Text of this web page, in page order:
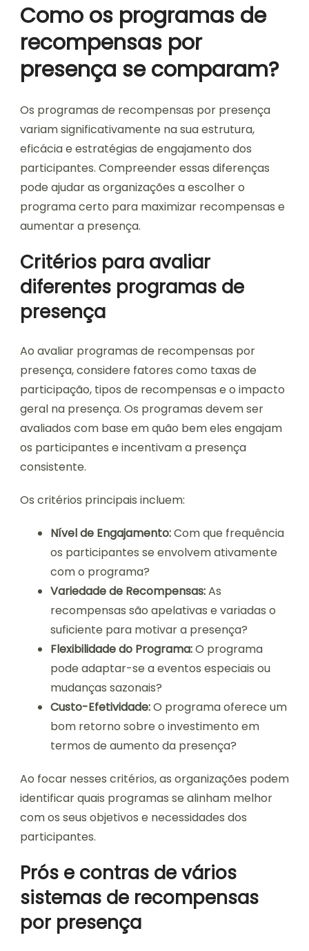
Como os programas de
recompensas por
presença se comparam?
Os programas de recompensas por presença
variam significativamente na sua estrutura,
eficácia e estratégias de engajamento dos
participantes. Compreender essas diferenças
pode ajudar as organizações a escolher o
programa certo para maximizar recompensas e
aumentar a presença.
Critérios para avaliar
diferentes programas de
presença
Ao avaliar programas de recompensas por
presença, considere fatores como taxas de
participação, tipos de recompensas e o impacto
geral na presença. Os programas devem ser
avaliados com base em quão bem eles engajam
os participantes e incentivam a presença
consistente.
Os critérios principais incluem:
Nível de Engajamento:Com que frequência
os participantes se envolvem ativamente
com o programa?
Variedade de Recompensas:As
recompensas são apelativas e variadas o
suficiente para motivar a presença?
Flexibilidade do Programa:O programa
pode adaptar-se a eventos especiais ou
mudanças sazonais?
Custo-Efetividade:O programa oferece um
bom retorno sobre o investimento em
termos de aumento da presença?
Ao focar nesses critérios, as organizações podem
identificar quais programas se alinham melhor
com os seus objetivos e necessidades dos
participantes.
Prós e contras de vários
sistemas de recompensas
por presença